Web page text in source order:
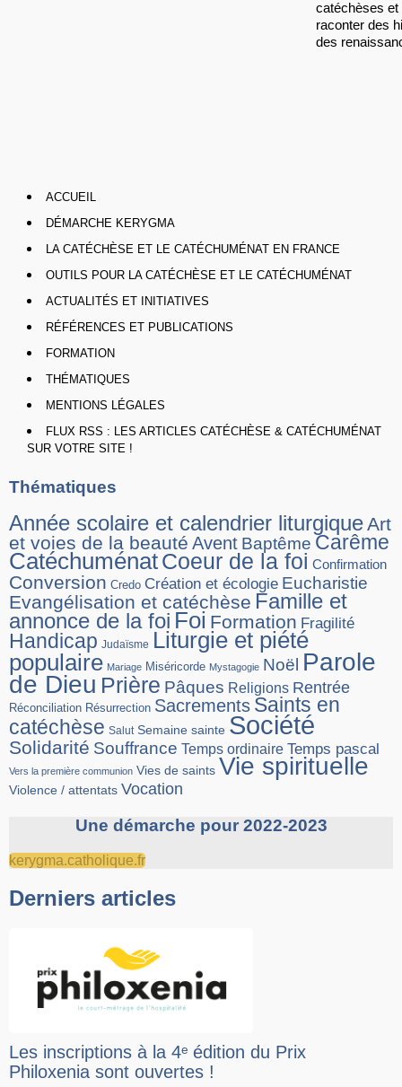
catéchèses et
raconter des
des
ACCUEIL
DÉMARCHE KERYGMA
LA CATÉCHÈSE ET LE CATÉCHUMÉNAT EN FRANCE
OUTILS POUR LA CATÉCHÈSE ET LE CATÉCHUMÉNAT
ACTUALITÉS ET INITIATIVES
RÉFÉRENCES ET PUBLICATIONS
FORMATION
THÉMATIQUES
MENTIONS LÉGALES
FLUX RSS : LES ARTICLES CATÉCHÈSE & CATÉCHUMÉNAT
SUR VOTRE SITE !
Thématiques
Année scolaire et calendrier liturgiqueArt
et voies de la beauté Avent Baptême Carême
CatéchuménatCoeur de la foi Confirmation
Conversion Credo Création et écologie Eucharistie
Evangélisation et catéchèse Famille et
annonce de la foi Foi Formation Fragilité
Handicap Judaïsme Liturgie et piété
populaire Mariage Miséricorde Mystagogie Noël Parole
de Dieu Prière Pâques Religions Rentrée
Réconciliation Résurrection Sacrements Saints en
catéchèse Salut Semaine sainte Société
Solidarité Souffrance Temps ordinaire Temps pascal
Vers la première communion Vies de saints Vie spirituelle
Violence / attentats Vocation
Une démarche pour 2022-2023
kerygma.catholique.fr
Derniers articles
Les inscriptions à la 4ᵉ édition du Prix
Philoxenia sont ouvertes !